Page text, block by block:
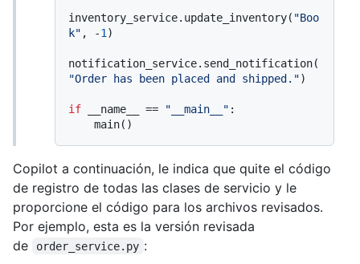
inventory_service.update_inventory( "Boo
k" , -1 )
notification_service.send_notification(
"Order has been placed and shipped.")
if __name__ == "__main__" :
Copilot a continuación, le indica que quite el código
de registro de todas las clases de servicio y le
proporcione el código para los archivos revisados.
Por ejemplo, esta es la versión revisada
de
order_service.py :